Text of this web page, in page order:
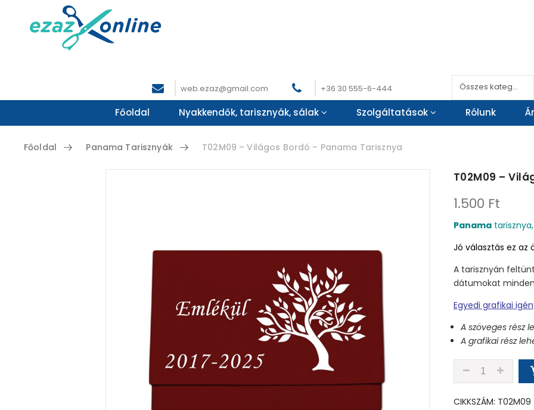
web.ezaz@gmail.com +36 30 555-6-444 Összes kategória
Főoldal Nyakkendők, tarisznyák, sálak Szolgáltatások Rólunk
Főoldal Panama Tarisznyák T02M09 – Világos Bordó – Panama Tarisznya
T02M09 –
1.500 Ft
Panamatarisznya,
Jó választás ez az
A tarisznyán
dátumokat
Egyedi grafikai
A szöveges rész
A grafikai rész
T02M09 -
CIKKSZÁM: T02M09